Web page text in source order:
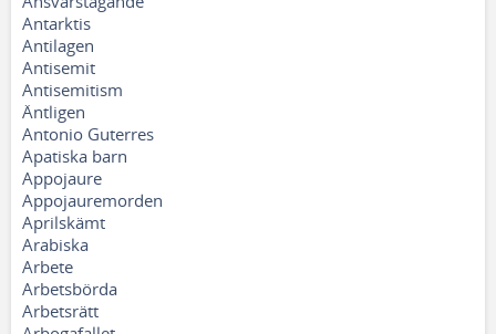
Antarktis
Antilagen
Antisemit
Antisemitism
Äntligen
Antonio Guterres
Apatiska barn
Appojaure
Appojauremorden
Aprilskämt
Arabiska
Arbete
Arbetsbörda
Arbetsrätt